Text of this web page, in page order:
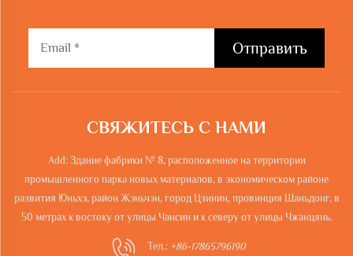
Отправить
СВЯЖИТЕСЬ С НАМИ
Add: Здание фабрики № 8, расположенное на территории
промышленного парка новых материалов, в экономическом районе
развития Юньхэ, район Жэньчэн, город Цзинин, провинция Шаньдонг, в
50 метрах к востоку от улицы Чансин и к северу от улицы Чжанцянь.
Тел.: +86-17865796190